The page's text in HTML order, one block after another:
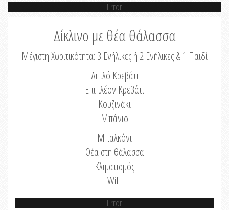
Error
Δίκλινο με θέα θάλασσα
Μέγιστη Χωριτικότητα: 3 Ενήλικες ή 2 Ενήλικες & 1 Παιδί
Διπλό Κρεβάτι
Επιπλέον Κρεβάτι
Κουζινάκι
Μπάνιο
Μπαλκόνι
Θέα στη θάλασσα
Κλιματισμός
WiFi
Error